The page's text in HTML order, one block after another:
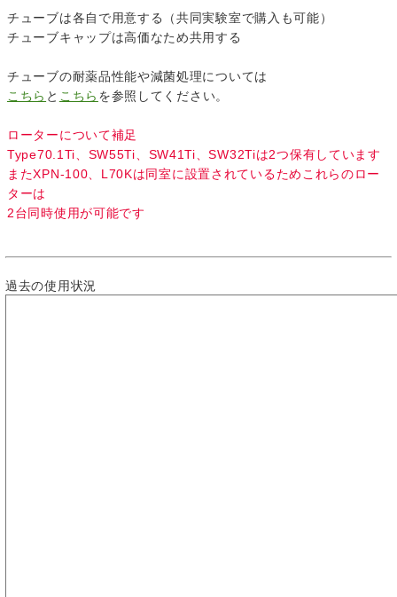
チューブは各自で用意する（共同実験室で購入も可能）
チューブキャップは高価なため共用する
チューブの耐薬品性能や減菌処理については
こちら と こちら を参照してください。
ローターについて補足
Type70.1Ti、SW55Ti、SW41Ti、SW32Tiは2つ保有しています
またXPN-100、L70Kは同室に設置されているためこれらのロー
ターは
2台同時使用が可能です
過去の使用状況